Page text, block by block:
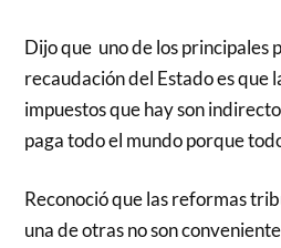
Dijo que uno de los principales
recaudación del Estado es que
impuestos que hay son
paga todo el mundo porque
Reconoció que las reformas
una de otras no son